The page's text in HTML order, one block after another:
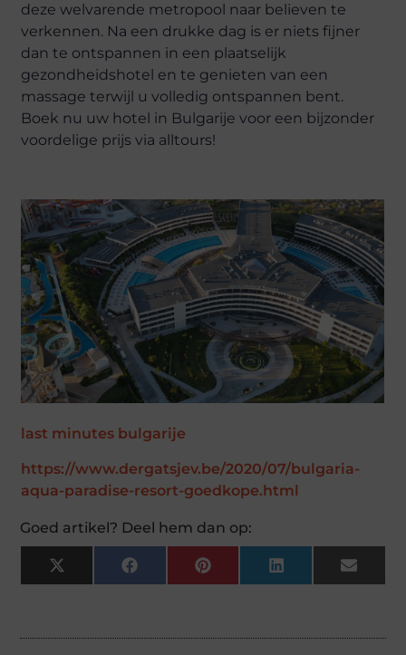
deze welvarende metropool naar believen te
verkennen. Na een drukke dag is er niets fijner
dan te ontspannen in een plaatselijk
gezondheidshotel en te genieten van een
massage terwijl u volledig ontspannen bent.
Boek nu uw hotel in Bulgarije voor een bijzonder
voordelige prijs via alltours!
last minutes bulgarije
https://www.dergatsjev.be/2020/07/bulgaria-
aqua-paradise-resort-goedkope.html
Goed artikel? Deel hem dan op:
X
(Twitter)
FacebookPinterestLinkedInEmail